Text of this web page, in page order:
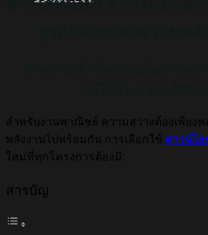
ดาวไลท์ฝังฝ้า สำหรับงานพ
สำหรับงานพาณิชย์ ความสว่างต้องเพียง
พลังงานไปพร้อมกัน การเลือกใช้ ดาวน์ไล
ใหม่ที่ทุกโครงการต้องมี:
สารบัญ